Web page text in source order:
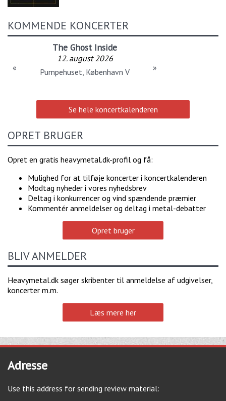
KOMMENDE KONCERTER
The Ghost Inside
12. august 2026
Pumpehuset, København V
« »
Se hele koncertkalenderen
OPRET BRUGER
Opret en gratis heavymetal.dk-profil og få:
Mulighed for at tilføje koncerter i koncertkalenderen
Modtag nyheder i vores nyhedsbrev
Deltag i konkurrencer og vind spændende præmier
Kommentér anmeldelser og deltag i metal-debatter
Opret bruger
BLIV ANMELDER
Heavymetal.dk søger skribenter til anmeldelse af udgivelser,
koncerter m.m.
Læs mere her
Adresse
Use this address for sending review material: